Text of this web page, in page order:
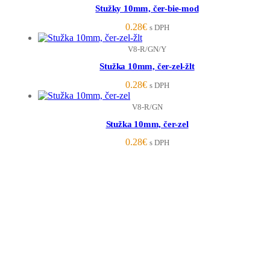
Stužky 10mm, čer-bie-mod
0.28€ s DPH
V8-R/GN/Y
Stužka 10mm, čer-zel-žlt
0.28€ s DPH
V8-R/GN
Stužka 10mm, čer-zel
0.28€ s DPH